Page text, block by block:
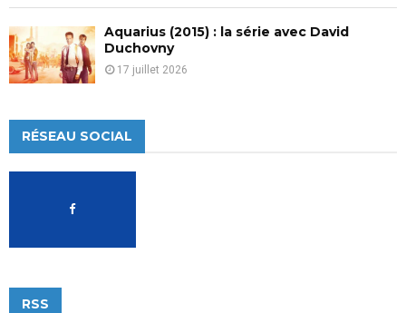
Aquarius (2015) : la série avec David
Duchovny
17 juillet 2026
RÉSEAU SOCIAL
RSS